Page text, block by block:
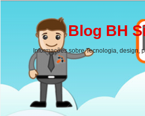
Blog BH
Informações sobre Tecnologia, design,